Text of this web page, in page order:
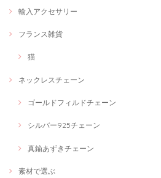
輸入アクセサリー
フランス雑貨
猫
ネックレスチェーン
ゴールドフィルドチェーン
シルバー925チェーン
真鍮あずきチェーン
素材で選ぶ